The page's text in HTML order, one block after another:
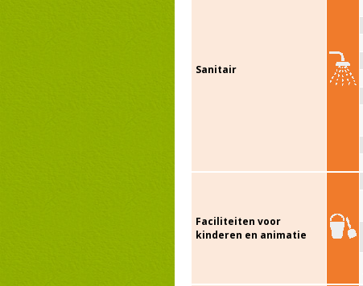
Sanitair
Faciliteiten voor
kinderen en animatie